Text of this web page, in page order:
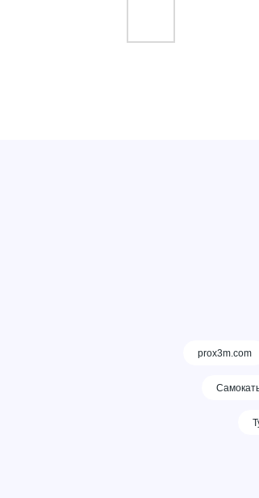
prox3m.com